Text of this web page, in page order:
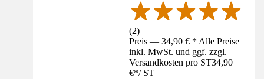
(2)
Preis — 34,90 € * Alle Preise
inkl. MwSt. und ggf. zzgl.
Versandkosten pro ST34,90
€*/ ST